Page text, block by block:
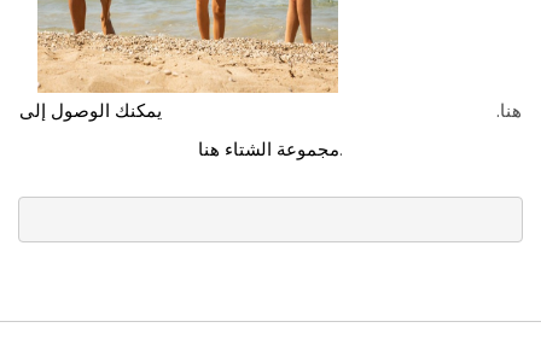
هنا.
يمكنك الوصول إلى
مجموعة الشتاء هنا.